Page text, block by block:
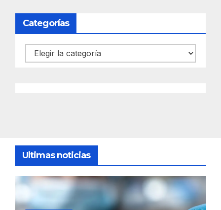
Categorías
Categorías
Ultimas noticias